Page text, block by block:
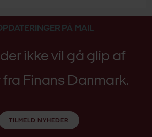
PÅ MAIL
ikke vil gå glip af
Finans Danmark.
TILMELD NYHEDER